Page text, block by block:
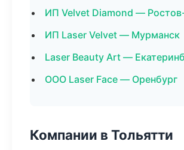
ИП Velvet Diamond —
ИП Laser Velvet — Мурманск
Laser Beauty Art —
ООО Laser Face — Оренбург
Компании в Тольятти